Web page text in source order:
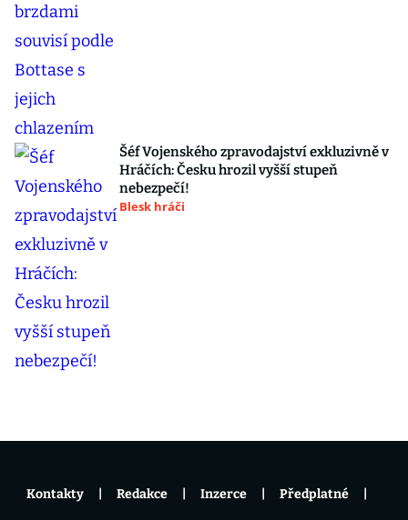
Šéf Vojenského zpravodajství exkluzivně v
Hráčích: Česku hrozil vyšší stupeň
nebezpečí!
Blesk hráči
Kontakty Redakce Inzerce Předplatné